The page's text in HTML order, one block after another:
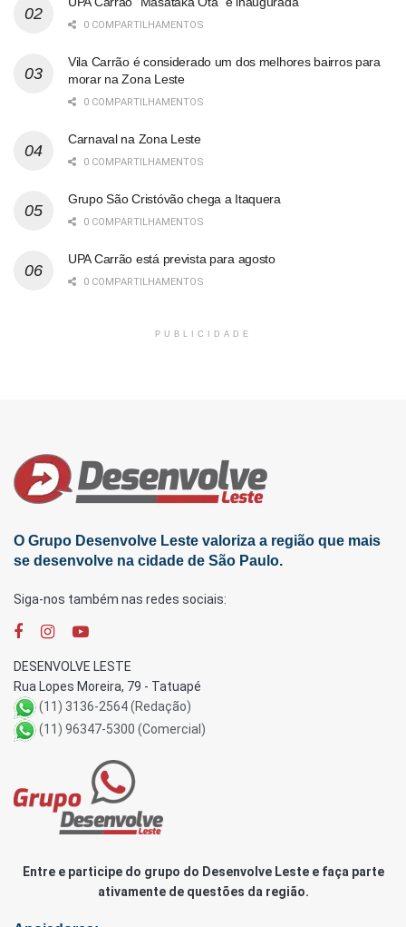
0 COMPARTILHAMENTOS
Vila Carrão é considerado um dos melhores bairros para
morar na Zona Leste
0 COMPARTILHAMENTOS
Carnaval na Zona Leste
0 COMPARTILHAMENTOS
Grupo São Cristóvão chega a Itaquera
0 COMPARTILHAMENTOS
UPA Carrão está prevista para agosto
0 COMPARTILHAMENTOS
PUBLICIDADE
O Grupo Desenvolve Leste valoriza a região que mais
se desenvolve na cidade de São Paulo.
Siga-nos também nas redes sociais:
DESENVOLVE LESTE
Rua Lopes Moreira, 79 - Tatuapé
(11) 3136-2564 (Redação)
(11) 96347-5300 (Comercial)
Entre e participe do grupo do Desenvolve Leste e faça parte
ativamente de questões da região.